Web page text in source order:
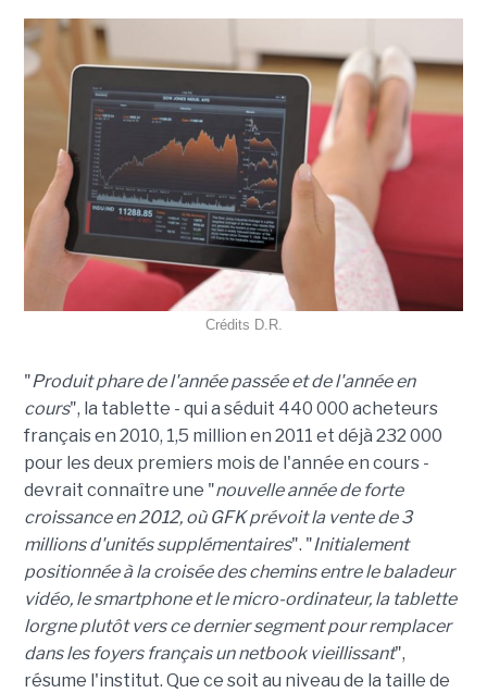
Crédits D.R.
"Produit phare de l'année passée et de l'année en
cours", la tablette - qui a séduit 440 000 acheteurs
français en 2010, 1,5 million en 2011 et déjà 232 000
pour les deux premiers mois de l'année en cours -
devrait connaître une "nouvelle année de forte
croissance en 2012, où GFK prévoit la vente de 3
millions d'unités supplémentaires". "Initialement
positionnée à la croisée des chemins entre le baladeur
vidéo, le smartphone et le micro-ordinateur, la tablette
lorgne plutôt vers ce dernier segment pour remplacer
dans les foyers français un netbook vieillissant",
résume l'institut. Que ce soit au niveau de la taille de